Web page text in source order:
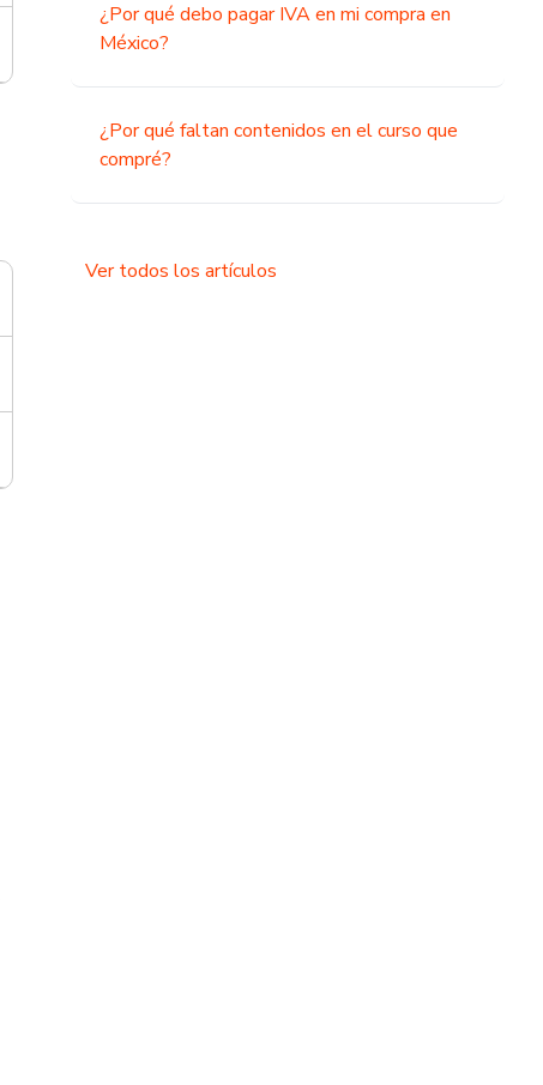
¿Por qué debo pagar IVA en mi compra en
México?
¿Por qué faltan contenidos en el curso que
compré?
Ver todos los artículos